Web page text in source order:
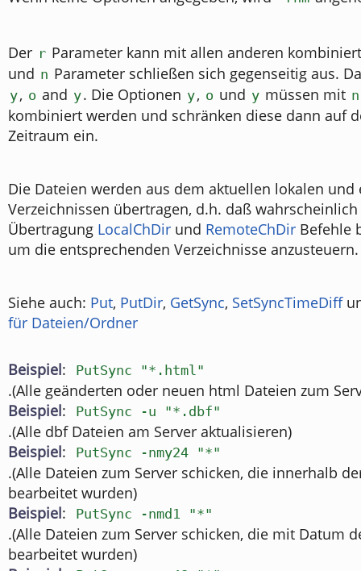
Der r Parameter kann mit allen anderen
und n Parameter schließen sich gegenseitig aus.
y, o and y. Die Optionen y, o und y müssen mit n
kombiniert werden und schränken diese dann auf
Zeitraum ein.
Die Dateien werden aus dem aktuellen lokalen und
Verzeichnissen übertragen, d.h. daß
Übertragung LocalChDir und RemoteChDir Befehle
um die entsprechenden Verzeichnisse anzusteuern.
Siehe auch: Put, PutDir, GetSync, SetSyncTimeDiff
für Dateien/Ordner
Beispiel: PutSync "*.html"
.(Alle geänderten oder neuen html Dateien zum
Beispiel: PutSync -u "*.dbf"
.(Alle dbf Dateien am Server aktualisieren)
Beispiel: PutSync -nmy24 "*"
.(Alle Dateien zum Server schicken, die innerhalb
bearbeitet wurden)
Beispiel: PutSync -nmd1 "*"
.(Alle Dateien zum Server schicken, die mit Datum
bearbeitet wurden)